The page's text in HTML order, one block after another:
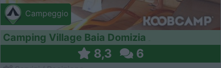
Campeggio
Camping Village Baia Domizia
8,3 6